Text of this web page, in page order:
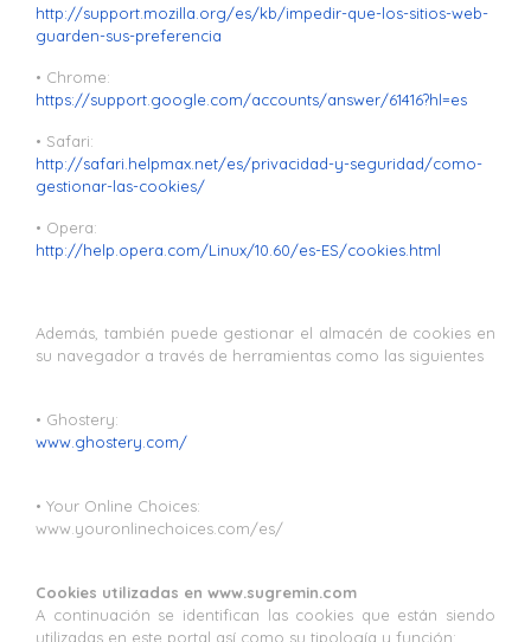
http://support.mozilla.org/es/kb/impedir-que-los-sitios-web-
guarden-sus-preferencia
• Chrome:
https://support.google.com/accounts/answer/61416?hl=es
• Safari:
http://safari.helpmax.net/es/privacidad-y-seguridad/como-
gestionar-las-cookies/
• Opera:
http://help.opera.com/Linux/10.60/es-ES/cookies.html
Además, también puede gestionar el almacén de cookies en
su navegador a través de herramientas como las siguientes
• Ghostery:
www.ghostery.com/
• Your Online Choices:
www.youronlinechoices.com/es/
Cookies utilizadas en www.sugremin.com
A continuación se identifican las cookies que están siendo
utilizadas en este portal así como su tipología y función: